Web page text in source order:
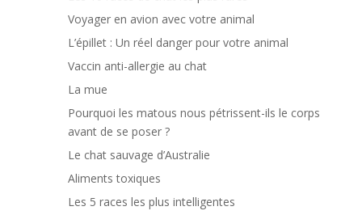
Voyager en avion avec votre animal
L’épillet : Un réel danger pour votre animal
Vaccin anti-allergie au chat
La mue
Pourquoi les matous nous pétrissent-ils le corps
avant de se poser ?
Le chat sauvage d’Australie
Aliments toxiques
Les 5 races les plus intelligentes